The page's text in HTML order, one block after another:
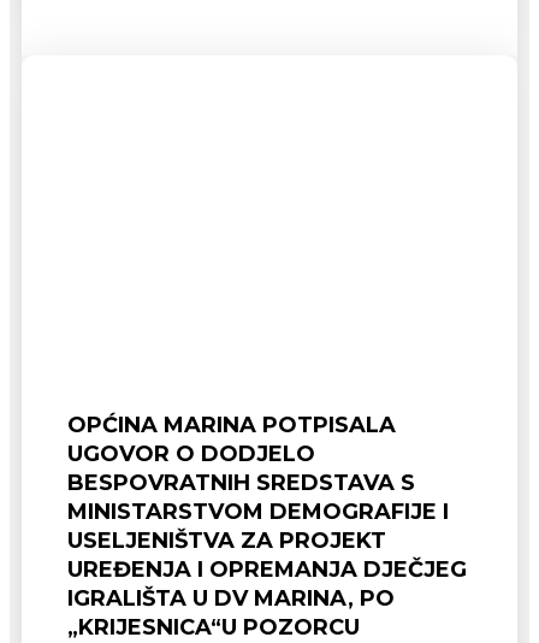
OPĆINA MARINA POTPISALA
UGOVOR O DODJELO
BESPOVRATNIH SREDSTAVA S
MINISTARSTVOM DEMOGRAFIJE I
USELJENIŠTVA ZA PROJEKT
UREĐENJA I OPREMANJA DJEČJEG
IGRALIŠTA U DV MARINA, PO
„KRIJESNICA“U POZORCU